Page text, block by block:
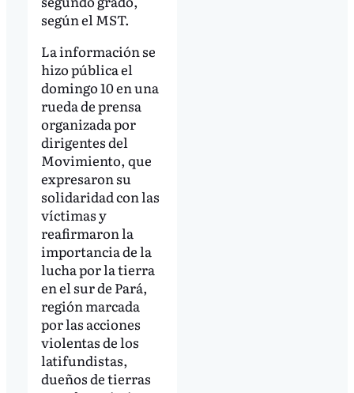
según el MST.
La información se
hizo pública el
domingo 10 en una
rueda de prensa
organizada por
dirigentes del
Movimiento, que
expresaron su
solidaridad con las
víctimas y
reafirmaron la
importancia de la
lucha por la tierra
en el sur de Pará,
región marcada
por las acciones
violentas de los
latifundistas,
dueños de tierras